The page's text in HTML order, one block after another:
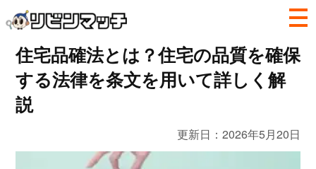
住宅品確法とは？住宅の品質を確保
する法律を条文を用いて詳しく解
説
更新日：2026年5月20日